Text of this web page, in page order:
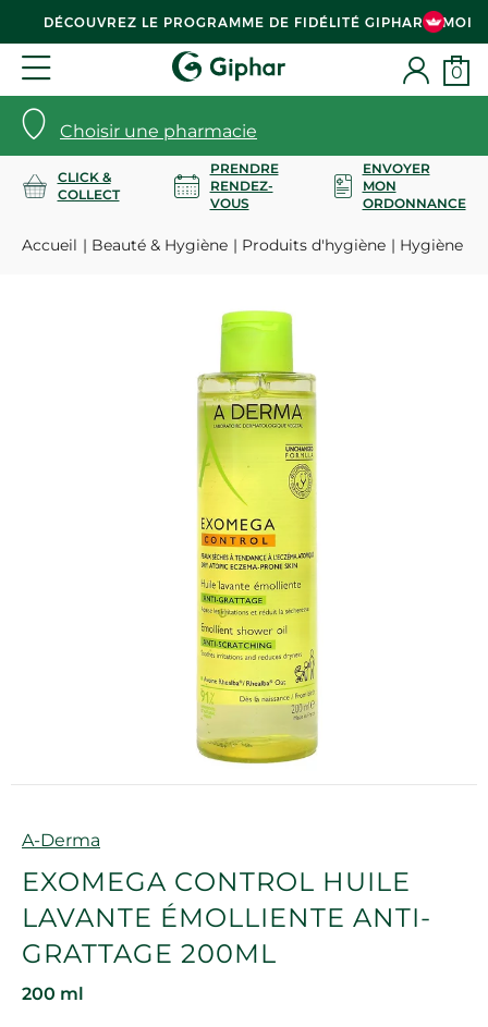
DÉCOUVREZ LE PROGRAMME DE FIDÉLITÉ GIPHAR & MOI
Choisir une pharmacie
0
CLICK &
COLLECT
PRENDRE
RENDEZ-
VOUS
ENVOYER
MON
ORDONNANCE
Accueil Beauté & Hygiène Produits d'hygiène Hygiène
Marque
A-Derma
EXOMEGA CONTROL HUILE
LAVANTE ÉMOLLIENTE ANTI-
GRATTAGE 200ML
200 ml